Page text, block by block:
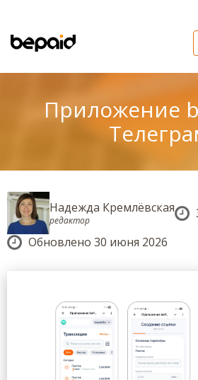
Приложение
Надежда Кремлёвская
редактор
Обновлено 30 июня 2026